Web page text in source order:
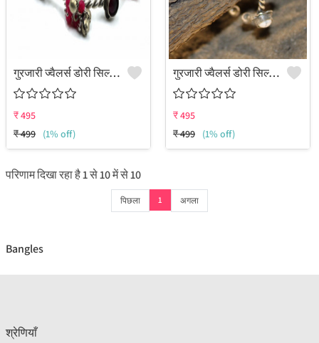
गुरजारी ज्वैलर्स डोरी सिल्वर चार्म ब्रेसलेट ()
₹495
₹499 (1% off)
गुरजारी ज्वैलर्स डोरी सिल्वर चार्म ब्रेसलेट ()
₹495
₹499 (1% off)
परिणाम दिखा रहा है1से10में से10
पिछला 1 अगला
Bangles
श्रेणियाँ